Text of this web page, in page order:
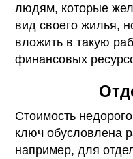
людям, которые
вид своего жилья,
вложить в такую
финансовых
Стоимость
ключ обусловлена
например, для